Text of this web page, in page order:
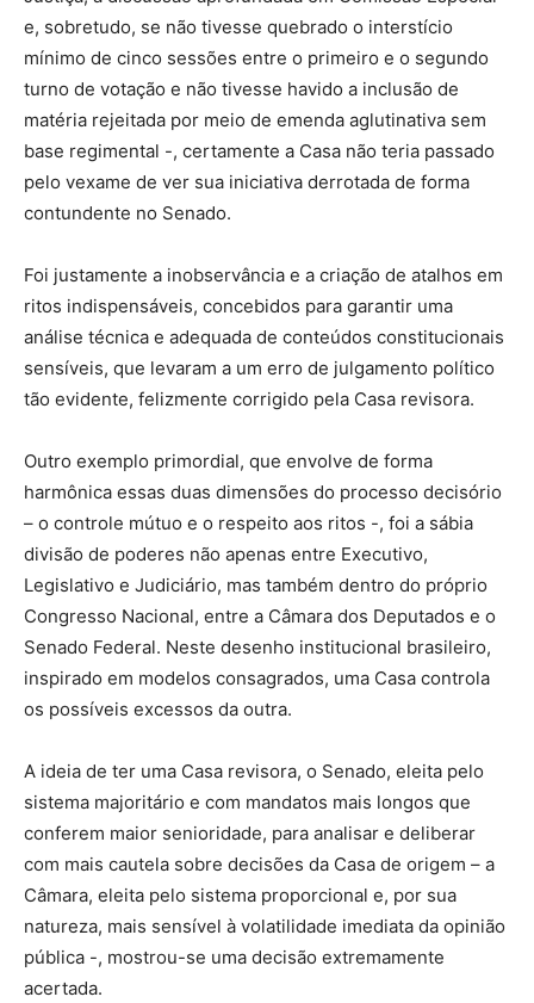
e, sobretudo, se não tivesse quebrado o interstício
mínimo de cinco sessões entre o primeiro e o segundo
turno de votação e não tivesse havido a inclusão de
matéria rejeitada por meio de emenda aglutinativa sem
base regimental -, certamente a Casa não teria passado
pelo vexame de ver sua iniciativa derrotada de forma
contundente no Senado.
Foi justamente a inobservância e a criação de atalhos em
ritos indispensáveis, concebidos para garantir uma
análise técnica e adequada de conteúdos constitucionais
sensíveis, que levaram a um erro de julgamento político
tão evidente, felizmente corrigido pela Casa revisora.
Outro exemplo primordial, que envolve de forma
harmônica essas duas dimensões do processo decisório
– o controle mútuo e o respeito aos ritos -, foi a sábia
divisão de poderes não apenas entre Executivo,
Legislativo e Judiciário, mas também dentro do próprio
Congresso Nacional, entre a Câmara dos Deputados e o
Senado Federal. Neste desenho institucional brasileiro,
inspirado em modelos consagrados, uma Casa controla
os possíveis excessos da outra.
A ideia de ter uma Casa revisora, o Senado, eleita pelo
sistema majoritário e com mandatos mais longos que
conferem maior senioridade, para analisar e deliberar
com mais cautela sobre decisões da Casa de origem – a
Câmara, eleita pelo sistema proporcional e, por sua
natureza, mais sensível à volatilidade imediata da opinião
pública -, mostrou-se uma decisão extremamente
acertada.